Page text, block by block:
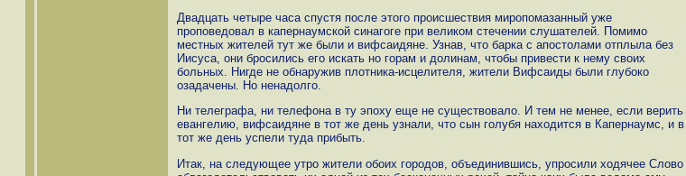
Двадцать четыре часа спустя после этого происшествия миропомазанный уже
проповедовал в капернаумской синагоге при великом стечении слушателей. Помимо
местных жителей тут же были и вифсаидяне. Узнав, что барка с апостолами отплыла без
Иисуса, они бросились его искать но горам и долинам, чтобы привести к нему своих
больных. Нигде не обнаружив плотника-исцелителя, жители Вифсаиды были глубоко
озадачены. Но ненадолго.
Ни телеграфа, ни телефона в ту эпоху еще не существовало. И тем не менее, если верить
евангелию, вифсаидяне в тот же день узнали, что сын голубя находится в Капернаумс, и в
тот же день успели туда прибыть.
Итак, на следующее утро жители обоих городов, объединившись, упросили ходячее Слово